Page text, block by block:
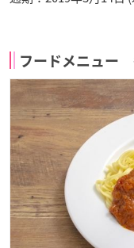
フードメニュー